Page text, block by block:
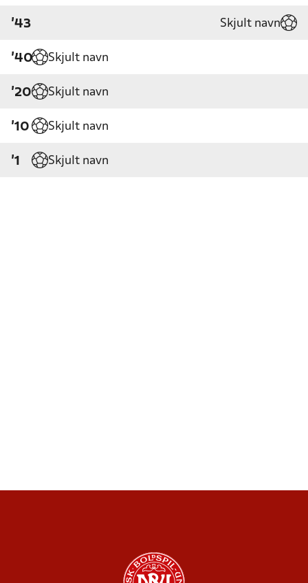
'43 Skjult navn
'40 Skjult navn
'20 Skjult navn
'10 Skjult navn
'1 Skjult navn